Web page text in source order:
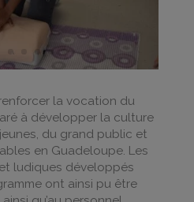
la vocation du
à développer la culture
du grand public et
en Guadeloupe. Les
ludiques développés
ont ainsi pu être